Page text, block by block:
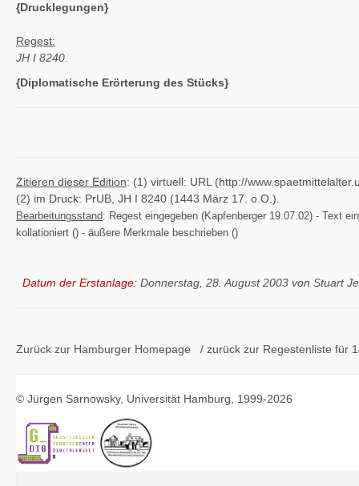
{Drucklegungen}
Regest:
JH I 8240.
{Diplomatische Erörterung des Stücks}
Zitieren dieser Edition: (1) virtuell: URL (http://
(2) im Druck: PrUB, JH I 8240 (1443 März 17. o.O.).
Bearbeitungsstand: Regest eingegeben (Kapfenberger 19.07.02) - Text
kollationiert () - äußere Merkmale beschrieben ()
Datum der Erstanlage: Donnerstag, 28. August 2003 von Stuart
Zurück zur Hamburger Homepage / zurück zur Regestenliste für
© Jürgen Sarnowsky, Universität Hamburg , 1999-2026